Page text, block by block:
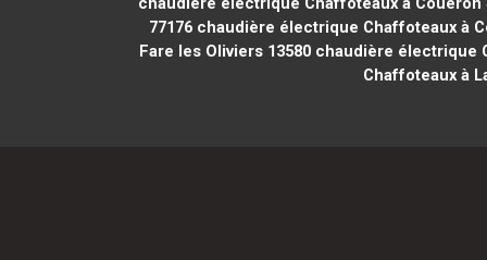
77176 chaudière électrique Chaffoteaux à
Fare les Oliviers 13580 chaudière électrique
Chaffoteaux à